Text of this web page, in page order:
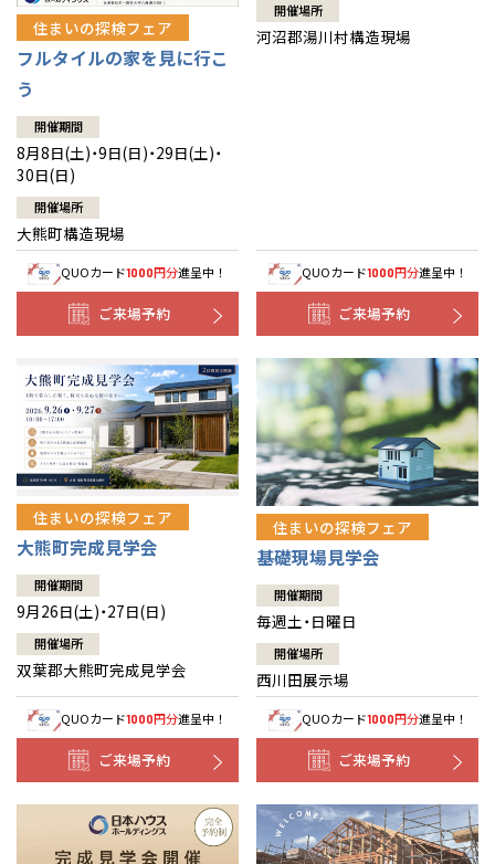
住まいの探検フェア
フルタイルの家を見に行こ
う
開催期間
8月8日(土)・9日(日)・29日(土)・
30日(日)
開催場所
大熊町構造現場
QUOカード1000円分進呈中！
ご来場予約
開催場所
河沼郡湯川村構造現場
QUOカード1000円分進呈中！
ご来場予約
住まいの探検フェア
大熊町完成見学会
開催期間
9月26日(土)・27日(日)
開催場所
双葉郡大熊町完成見学会
QUOカード1000円分進呈中！
ご来場予約
住まいの探検フェア
基礎現場見学会
開催期間
毎週土・日曜日
開催場所
西川田展示場
QUOカード1000円分進呈中！
ご来場予約